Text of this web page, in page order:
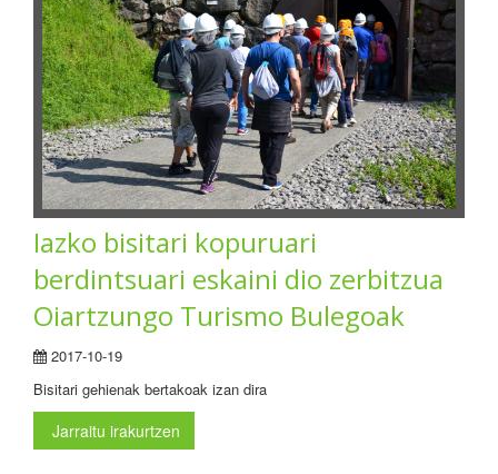
Iazko bisitari kopuruari
berdintsuari eskaini dio zerbitzua
Oiartzungo Turismo Bulegoak
2017-10-19
Bisitari gehienak bertakoak izan dira
Jarraitu irakurtzen